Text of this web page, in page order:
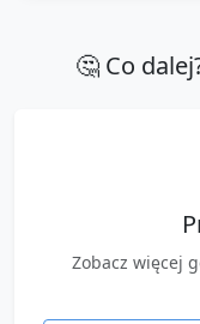
🤔 Co
Zobacz więcej